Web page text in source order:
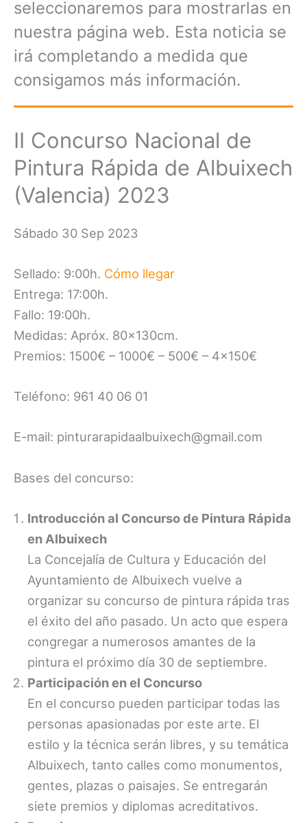
seleccionaremos para mostrarlas en
nuestra página web. Esta noticia se
irá completando a medida que
consigamos más información.
II Concurso Nacional de
Pintura Rápida de Albuixech
(Valencia) 2023
Sábado 30 Sep 2023
Sellado: 9:00h. Cómo llegar
Entrega: 17:00h.
Fallo: 19:00h.
Medidas: Apróx. 80x130cm.
Premios: 1500€ – 1000€ – 500€ – 4×150€
Teléfono: 961 40 06 01
E-mail: pinturarapidaalbuixech@gmail.com
Bases del concurso:
Introducción al Concurso de Pintura Rápida
en Albuixech
La Concejalía de Cultura y Educación del
Ayuntamiento de Albuixech vuelve a
organizar su concurso de pintura rápida tras
el éxito del año pasado. Un acto que espera
congregar a numerosos amantes de la
pintura el próximo día 30 de septiembre.
Participación en el Concurso
En el concurso pueden participar todas las
personas apasionadas por este arte. El
estilo y la técnica serán libres, y su temática
Albuixech, tanto calles como monumentos,
gentes, plazas o paisajes. Se entregarán
siete premios y diplomas acreditativos.